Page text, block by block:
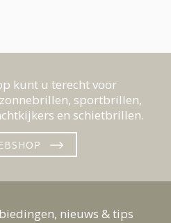
kunt u terecht voor
sportbrillen,
en schietbrillen.
nieuws & tips